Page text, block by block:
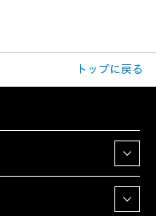
トップに戻る